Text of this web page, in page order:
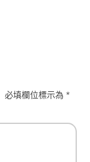
必填欄位標示為*